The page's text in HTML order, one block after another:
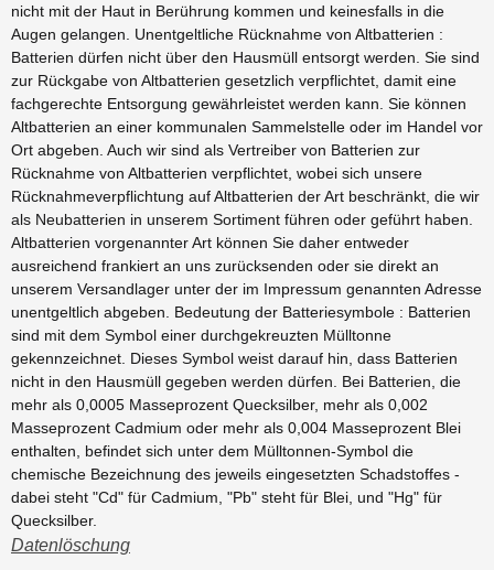
nicht mit der Haut in Berührung kommen und keinesfalls in die
Augen gelangen. Unentgeltliche Rücknahme von Altbatterien :
Batterien dürfen nicht über den Hausmüll entsorgt werden. Sie sind
zur Rückgabe von Altbatterien gesetzlich verpflichtet, damit eine
fachgerechte Entsorgung gewährleistet werden kann. Sie können
Altbatterien an einer kommunalen Sammelstelle oder im Handel vor
Ort abgeben. Auch wir sind als Vertreiber von Batterien zur
Rücknahme von Altbatterien verpflichtet, wobei sich unsere
Rücknahmeverpflichtung auf Altbatterien der Art beschränkt, die wir
als Neubatterien in unserem Sortiment führen oder geführt haben.
Altbatterien vorgenannter Art können Sie daher entweder
ausreichend frankiert an uns zurücksenden oder sie direkt an
unserem Versandlager unter der im Impressum genannten Adresse
unentgeltlich abgeben. Bedeutung der Batteriesymbole : Batterien
sind mit dem Symbol einer durchgekreuzten Mülltonne
gekennzeichnet. Dieses Symbol weist darauf hin, dass Batterien
nicht in den Hausmüll gegeben werden dürfen. Bei Batterien, die
mehr als 0,0005 Masseprozent Quecksilber, mehr als 0,002
Masseprozent Cadmium oder mehr als 0,004 Masseprozent Blei
enthalten, befindet sich unter dem Mülltonnen-Symbol die
chemische Bezeichnung des jeweils eingesetzten Schadstoffes -
dabei steht "Cd" für Cadmium, "Pb" steht für Blei, und "Hg" für
Quecksilber.
Datenlöschung